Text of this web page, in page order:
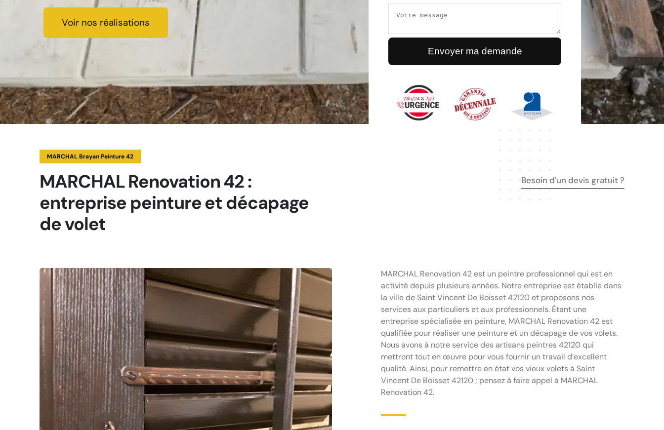
Voir nos réalisations
MARCHAL Brayan Peinture 42
MARCHAL Renovation 42 :
entreprise peinture et décapage
de volet
Besoin d'un devis gratuit ?
MARCHAL Renovation 42 est un peintre professionnel qui est en
activité depuis plusieurs années. Notre entreprise est établie dans
la ville de Saint Vincent De Boisset 42120 et proposons nos
services aux particuliers et aux professionnels. Étant une
entreprise spécialisée en peinture, MARCHAL Renovation 42 est
qualifiée pour réaliser une peinture et un décapage de vos volets.
Nous avons à notre service des artisans peintres 42120 qui
mettront tout en œuvre pour vous fournir un travail d’excellent
qualité. Ainsi, pour remettre en état vos vieux volets à Saint
Vincent De Boisset 42120 ; pensez à faire appel à MARCHAL
Renovation 42.